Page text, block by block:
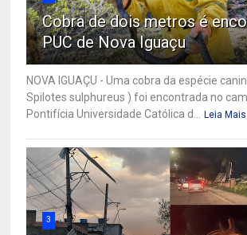
Cobra de dois metros é
PUC de Nova Iguaçu
NOVA IGUAÇU - Uma cobra da espécie
Spilotes sulphureus ) foi encontrada no
Pontifícia Universidade Católica d...
Leia Mais
3